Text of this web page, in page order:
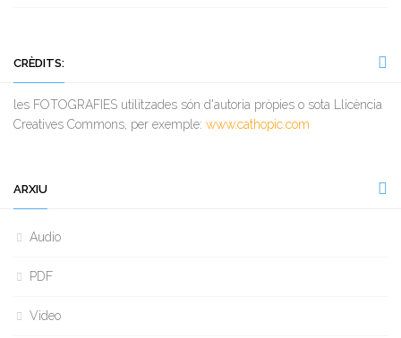
CRÈDITS:
les FOTOGRAFIES utilitzades són d'autoria pròpies o sota Llicència
Creatives Commons, per exemple: www.cathopic.com
ARXIU
Audio
PDF
Video